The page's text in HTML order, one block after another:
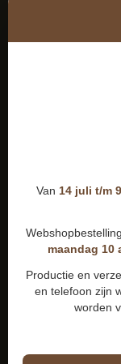
Van 14 juli t/m
maandag 10
Productie en
en telefoon zijn
worden